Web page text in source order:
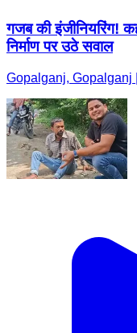
गजब की इंजीनियरिंग!
निर्माण पर उठे सवाल
Gopalganj, Gopalganj